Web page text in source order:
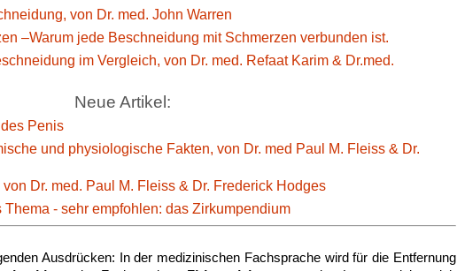
von Dr. med. John Warren
–Warum jede Beschneidung mit Schmerzen verbunden ist.
im Vergleich, von Dr. med. Refaat Karim & Dr.med.
Neue Artikel:
Penis
und physiologische Fakten, von Dr. med Paul M. Fleiss & Dr.
Dr. med. Paul M. Fleiss & Dr. Frederick Hodges
- sehr empfohlen: das Zirkumpendium
Ausdrücken: In der medizinischen Fachsprache wird für die Entfernung